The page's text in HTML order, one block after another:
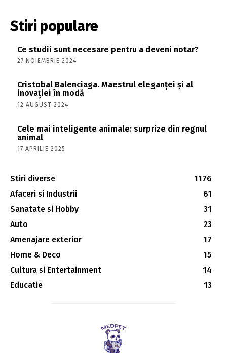
Stiri populare
Ce studii sunt necesare pentru a deveni notar?
27 NOIEMBRIE 2024
Cristobal Balenciaga. Maestrul eleganței și al
inovației în modă
12 AUGUST 2024
Cele mai inteligente animale: surprize din regnul
animal
17 APRILIE 2025
Stiri diverse
1176
Afaceri si Industrii
61
Sanatate si Hobby
31
Auto
23
Amenajare exterior
17
Home & Deco
15
Cultura si Entertainment
14
Educatie
13